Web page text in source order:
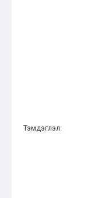
Тэмдэглэл: